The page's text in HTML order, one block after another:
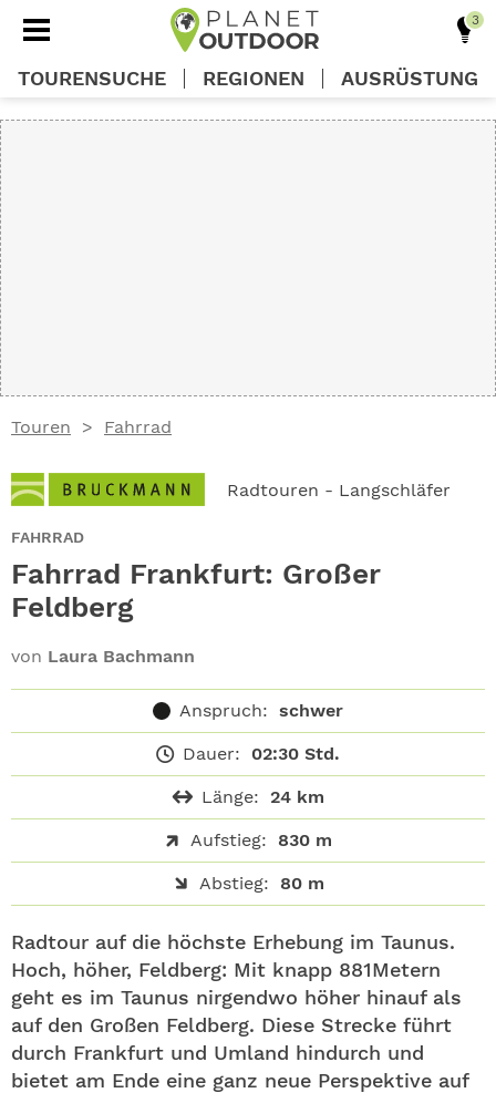
Touren Fahrrad
Radtouren - Langschläfer
FAHRRAD
Fahrrad Frankfurt: Großer
Feldberg
von Laura Bachmann
Anspruch: schwer
Dauer: 02:30 Std.
Länge: 24 km
Aufstieg: 830 m
Abstieg: 80 m
Radtour auf die höchste Erhebung im Taunus.
Hoch, höher, Feldberg: Mit knapp 881Metern
geht es im Taunus nirgendwo höher hinauf als
auf den Großen Feldberg. Diese Strecke führt
durch Frankfurt und Umland hindurch und
bietet am Ende eine ganz neue Perspektive auf
TOURENSUCHE REGIONEN AUSRÜSTUNG
ABO
GEWINNEN
NEWSLETTER
SHOP